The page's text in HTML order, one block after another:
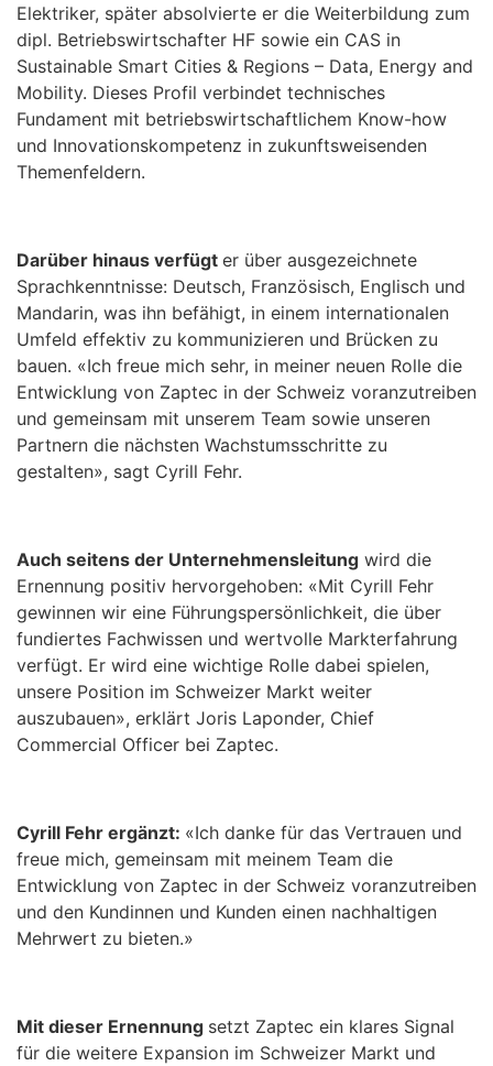
Elektriker, später absolvierte er die Weiterbildung zum
dipl. Betriebswirtschafter HF sowie ein CAS in
Sustainable Smart Cities & Regions – Data, Energy and
Mobility. Dieses Profil verbindet technisches
Fundament mit betriebswirtschaftlichem Know-how
und Innovationskompetenz in zukunftsweisenden
Themenfeldern.
Darüber hinaus verfügt er über ausgezeichnete
Sprachkenntnisse: Deutsch, Französisch, Englisch und
Mandarin, was ihn befähigt, in einem internationalen
Umfeld effektiv zu kommunizieren und Brücken zu
bauen. «Ich freue mich sehr, in meiner neuen Rolle die
Entwicklung von Zaptec in der Schweiz voranzutreiben
und gemeinsam mit unserem Team sowie unseren
Partnern die nächsten Wachstumsschritte zu
gestalten», sagt Cyrill Fehr.
Auch seitens der Unternehmensleitung wird die
Ernennung positiv hervorgehoben: «Mit Cyrill Fehr
gewinnen wir eine Führungspersönlichkeit, die über
fundiertes Fachwissen und wertvolle Markterfahrung
verfügt. Er wird eine wichtige Rolle dabei spielen,
unsere Position im Schweizer Markt weiter
auszubauen», erklärt Joris Laponder, Chief
Commercial Officer bei Zaptec.
Cyrill Fehr ergänzt: «Ich danke für das Vertrauen und
freue mich, gemeinsam mit meinem Team die
Entwicklung von Zaptec in der Schweiz voranzutreiben
und den Kundinnen und Kunden einen nachhaltigen
Mehrwert zu bieten.»
Mit dieser Ernennung setzt Zaptec ein klares Signal
für die weitere Expansion im Schweizer Markt und